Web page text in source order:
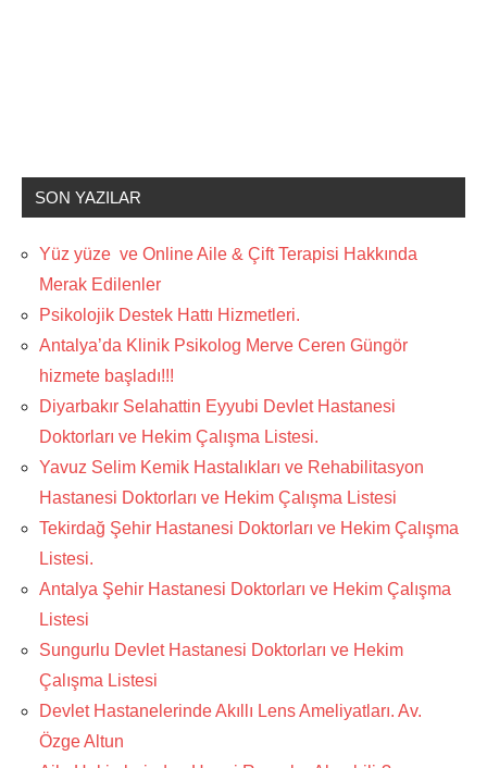
SON YAZILAR
Yüz yüze ve Online Aile & Çift Terapisi Hakkında
Merak Edilenler
Psikolojik Destek Hattı Hizmetleri.
Antalya’da Klinik Psikolog Merve Ceren Güngör
hizmete başladı!!!
Diyarbakır Selahattin Eyyubi Devlet Hastanesi
Doktorları ve Hekim Çalışma Listesi.
Yavuz Selim Kemik Hastalıkları ve Rehabilitasyon
Hastanesi Doktorları ve Hekim Çalışma Listesi
Tekirdağ Şehir Hastanesi Doktorları ve Hekim Çalışma
Listesi.
Antalya Şehir Hastanesi Doktorları ve Hekim Çalışma
Listesi
Sungurlu Devlet Hastanesi Doktorları ve Hekim
Çalışma Listesi
Devlet Hastanelerinde Akıllı Lens Ameliyatları. Av.
Özge Altun